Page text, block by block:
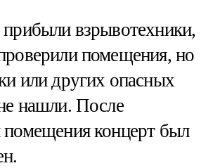
взрывотехники,
помещения, но
или других опасных
нашли. После
помещения концерт был